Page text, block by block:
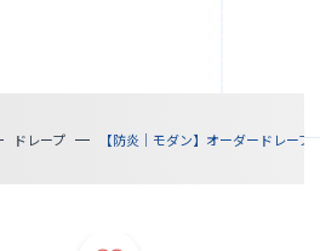
ドレープ 【防炎｜モダン】オーダードレー